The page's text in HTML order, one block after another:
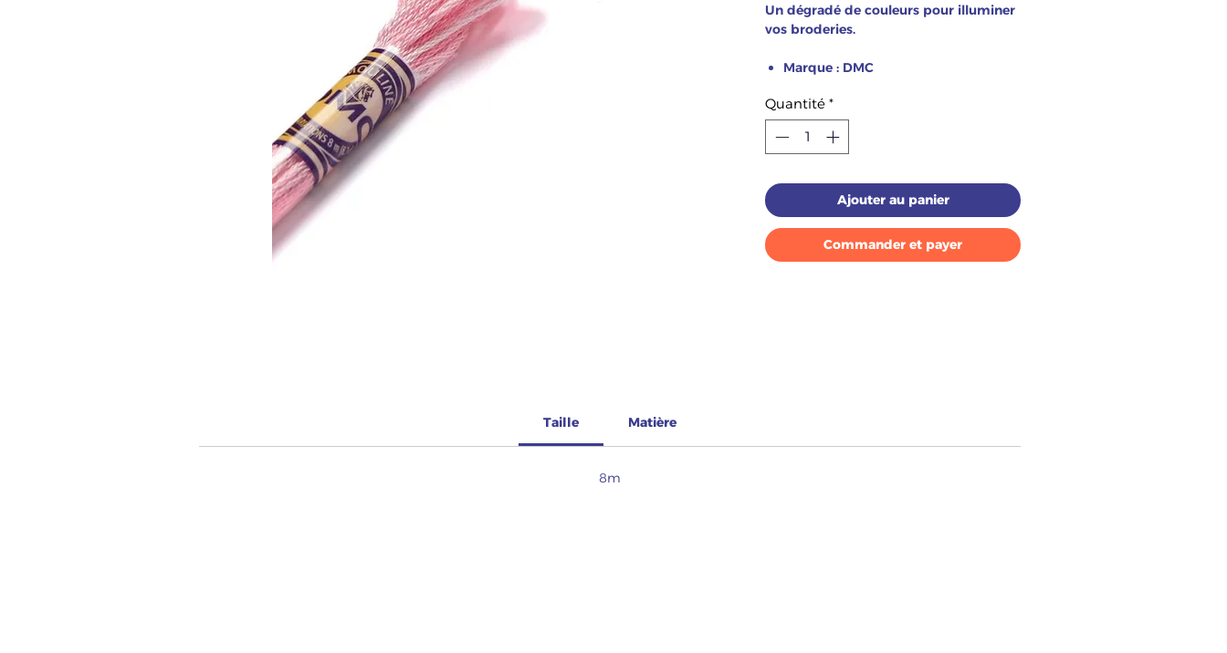
Un dégradé de couleurs pour illuminer
vos broderies.
Marque : DMC
Quantité *
Ajouter au panier
Commander et payer
Taille Matière
8m